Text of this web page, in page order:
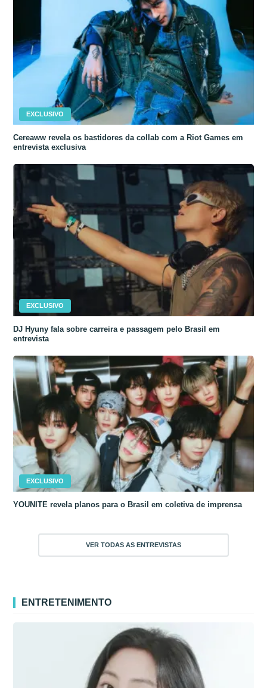
EXCLUSIVO
Cereaww revela os bastidores da collab com a Riot Games em
entrevista exclusiva
EXCLUSIVO
DJ Hyuny fala sobre carreira e passagem pelo Brasil em
entrevista
EXCLUSIVO
YOUNITE revela planos para o Brasil em coletiva de imprensa
VER TODAS AS ENTREVISTAS
ENTRETENIMENTO